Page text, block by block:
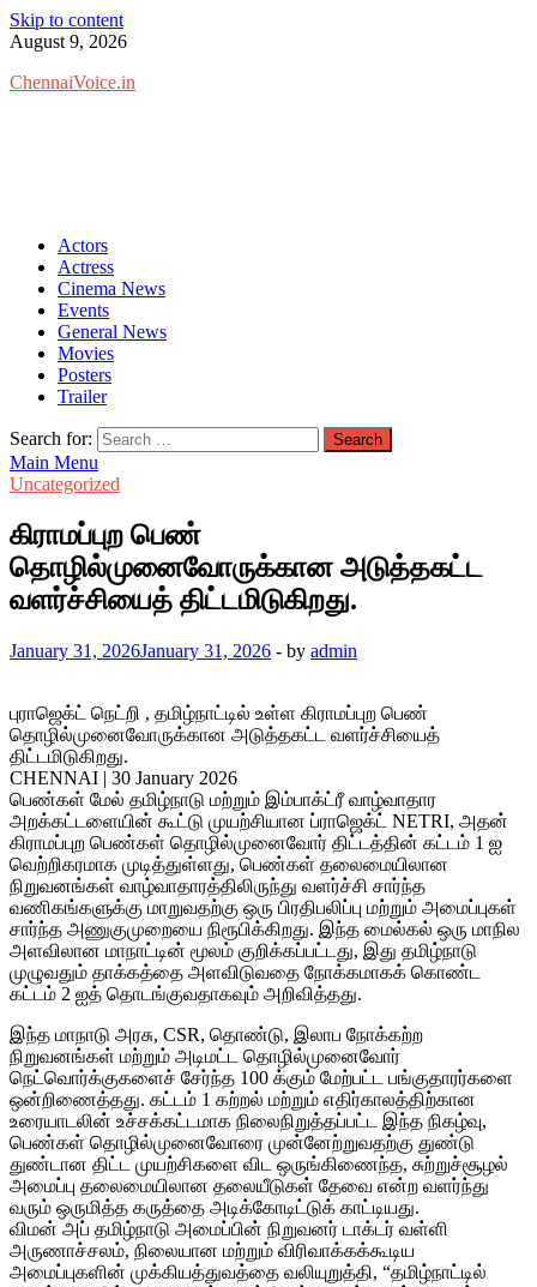
Skip to content
August 9, 2026
ChennaiVoice.in
Actors
Actress
Cinema News
Events
General News
Movies
Posters
Trailer
Search for:
Main Menu
Uncategorized
கிராமப்புற பெண்
தொழில்முனைவோருக்கான அடுத்தகட்ட
வளர்ச்சியைத் திட்டமிடுகிறது.
January 31, 2026January 31, 2026 - by admin
புராஜெக்ட் நெட்றி , தமிழ்நாட்டில் உள்ள கிராமப்புற பெண்
தொழில்முனைவோருக்கான அடுத்தகட்ட வளர்ச்சியைத்
திட்டமிடுகிறது.
CHENNAI | 30 January 2026
பெண்கள் மேல் தமிழ்நாடு மற்றும் இம்பாக்ட்ரீ வாழ்வாதார
அறக்கட்டளையின் கூட்டு முயற்சியான ப்ராஜெக்ட் NETRI, அதன்
கிராமப்புற பெண்கள் தொழில்முனைவோர் திட்டத்தின் கட்டம் 1 ஐ
வெற்றிகரமாக முடித்துள்ளது, பெண்கள் தலைமையிலான
நிறுவனங்கள் வாழ்வாதாரத்திலிருந்து வளர்ச்சி சார்ந்த
வணிகங்களுக்கு மாறுவதற்கு ஒரு பிரதிபலிப்பு மற்றும் அமைப்புகள்
சார்ந்த அணுகுமுறையை நிரூபிக்கிறது. இந்த மைல்கல் ஒரு மாநில
அளவிலான மாநாட்டின் மூலம் குறிக்கப்பட்டது, இது தமிழ்நாடு
முழுவதும் தாக்கத்தை அளவிடுவதை நோக்கமாகக் கொண்ட
கட்டம் 2 ஐத் தொடங்குவதாகவும் அறிவித்தது.
இந்த மாநாடு அரசு, CSR, தொண்டு, இலாப நோக்கற்ற
நிறுவனங்கள் மற்றும் அடிமட்ட தொழில்முனைவோர்
நெட்வொர்க்குகளைச் சேர்ந்த 100 க்கும் மேற்பட்ட பங்குதாரர்களை
ஒன்றிணைத்தது. கட்டம் 1 கற்றல் மற்றும் எதிர்காலத்திற்கான
உரையாடலின் உச்சக்கட்டமாக நிலைநிறுத்தப்பட்ட இந்த நிகழ்வு,
பெண்கள் தொழில்முனைவோரை முன்னேற்றுவதற்கு துண்டு
துண்டான திட்ட முயற்சிகளை விட ஒருங்கிணைந்த, சுற்றுச்சூழல்
அமைப்பு தலைமையிலான தலையீடுகள் தேவை என்ற வளர்ந்து
வரும் ஒருமித்த கருத்தை அடிக்கோடிட்டுக் காட்டியது.
விமன் அப் தமிழ்நாடு அமைப்பின் நிறுவனர் டாக்டர் வள்ளி
அருணாச்சலம், நிலையான மற்றும் விரிவாக்கக்கூடிய
அமைப்புகளின் முக்கியத்துவத்தை வலியுறுத்தி, “தமிழ்நாட்டில்